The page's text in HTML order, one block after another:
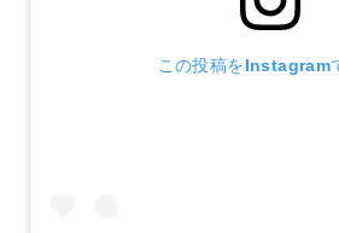
この投稿をInstagram